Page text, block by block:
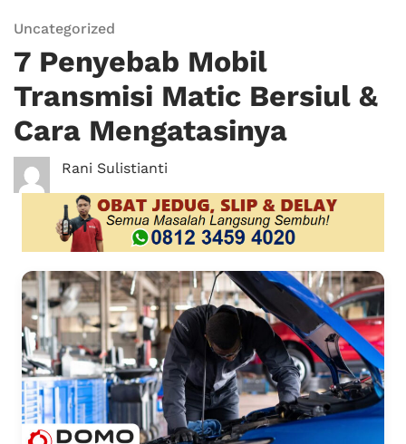
Uncategorized
7 Penyebab Mobil
Transmisi Matic Bersiul &
Cara Mengatasinya
Rani Sulistianti